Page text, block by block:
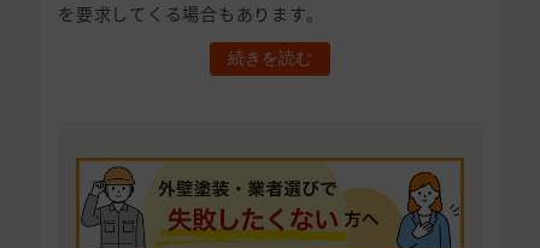
を要求してくる場合もあります。
続きを読む